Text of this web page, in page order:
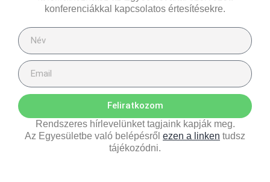
konferenciákkal kapcsolatos értesítésekre.
Feliratkozom
Rendszeres hírlevelünket tagjaink kapják meg.
Az Egyesületbe való belépésről ezen a linken tudsz
tájékozódni.